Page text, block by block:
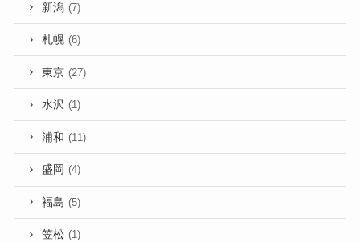
新潟 (7)
札幌 (6)
東京 (27)
水沢 (1)
浦和 (11)
盛岡 (4)
福島 (5)
笠松 (1)